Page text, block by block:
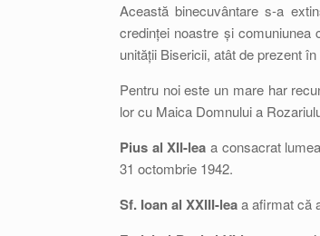
Această binecuvântare s-a
credinței noastre și
unității Bisericii, atât de prezent
Pentru noi este un mare har
lor cu Maica Domnului a
Pius al XII-lea a consacrat
31 octombrie 1942.
Sf. Ioan al XXIII-leaa afirmat că